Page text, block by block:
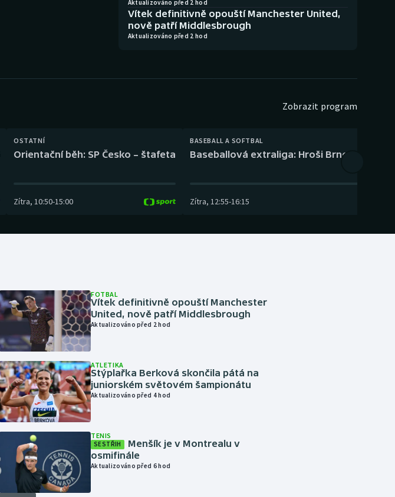
Aktualizováno před 2 hod
Vítek definitivně opouští Manchester United,
nově patří Middlesbrough
Aktualizováno před 2 hod
Zobrazit program
OSTATNÍ
Orientační běh: SP Česko – štafeta
Zítra, 10:50-15:00
BASEBALL A SOFTBAL
Baseballová extraliga: Hroši Brno – Eagles
Zítra, 12:55-16:15
FOTBAL
Vítek definitivně opouští Manchester
United, nově patří Middlesbrough
Aktualizováno před 2 hod
ATLETIKA
Stýplařka Berková skončila pátá na
juniorském světovém šampionátu
Aktualizováno před 4 hod
TENIS
SESTŘIH
Menšík je v Montrealu v
osmifinále
Aktualizováno před 6 hod